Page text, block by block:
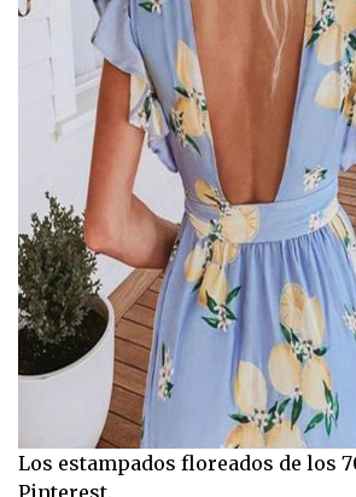
Los estampados floreados de los